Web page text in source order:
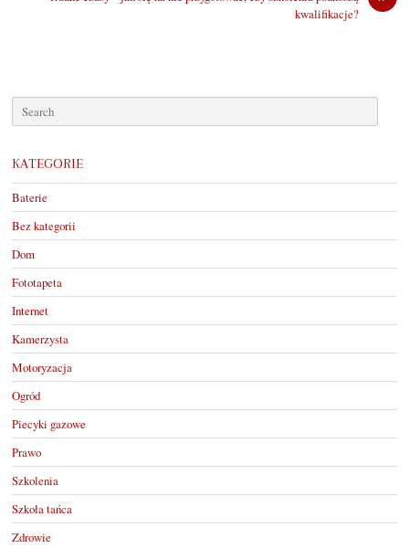
kwalifikacje?
KATEGORIE
Baterie
Bez kategorii
Dom
Fototapeta
Internet
Kamerzysta
Motoryzacja
Ogród
Piecyki gazowe
Prawo
Szkolenia
Szkoła tańca
Zdrowie